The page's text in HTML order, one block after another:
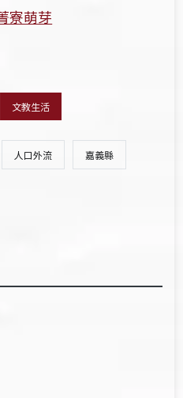
寮萌芽
文教生活
人口外流 嘉義縣